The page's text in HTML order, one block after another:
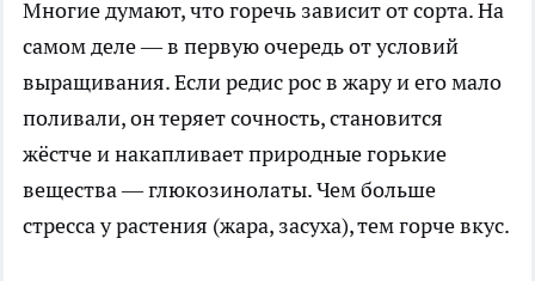
Многие думают, что горечь зависит от сорта. На
самом деле — в первую очередь от условий
выращивания. Если редис рос в жару и его мало
поливали, он теряет сочность, становится
жёстче и накапливает природные горькие
вещества — глюкозинолаты. Чем больше
стресса у растения (жара, засуха), тем горче вкус.